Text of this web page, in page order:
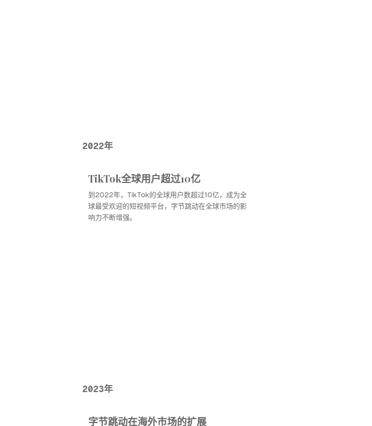
2022年
TikTok全球用户超过10亿
到2022年，TikTok的全球用户数超过10亿，成为全
球最受欢迎的短视频平台，字节跳动在全球市场的影
响力不断增强。
2023年
字节跳动在海外市场的扩展